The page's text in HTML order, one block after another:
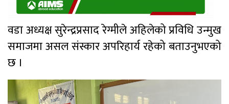
वडा अध्यक्ष सुरेन्द्रप्रसाद रेग्मीले अहिलेको प्रविधि उन्मुख
समाजमा असल संस्कार अपरिहार्य रहेको बताउनुभएको
छ ।